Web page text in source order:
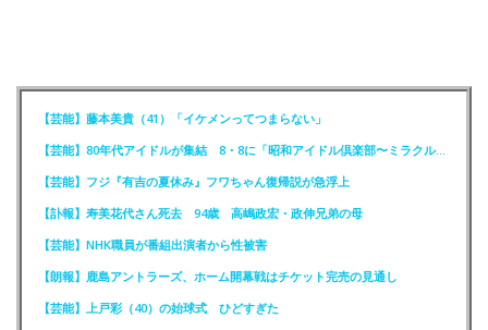
【芸能】藤本美貴（41）「イケメンってつまらない」
【芸能】80年代アイドルが集結 8・8に「昭和アイドル倶楽部〜ミラクル同窓会〜」を開催
【芸能】フジ『有吉の夏休み』フワちゃん復帰説が急浮上
【訃報】寿美花代さん死去 94歳 高嶋政宏・政伸兄弟の母
【芸能】NHK職員が番組出演者から性被害
【朗報】鹿島アントラーズ、ホーム開幕戦はチケット完売の見通し
【芸能】上戸彩（40）の始球式 ひどすぎた